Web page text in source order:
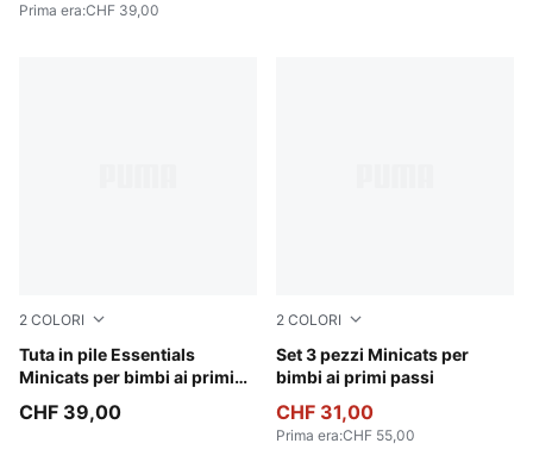
Prima era:CHF 39,00
2 COLORI
Tuta in pile Essentials
Minicats per bimbi ai primi
Chocolate Fondue
CHF 39,00
2 COLORI
Set 3 pezzi Minicats per
bimbi ai primi passi
New Navy
CHF 31,00
Prima era:CHF 55,00